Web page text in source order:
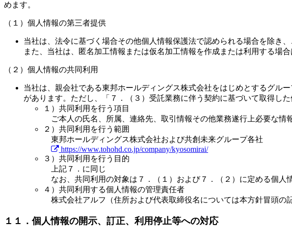
めます。
（１）個人情報の第三者提供
当社は、法令に基づく場合その他個人情報保護法で認められる場合を除き
また、当社は、匿名加工情報または仮名加工情報を作成または利用する場
（２）個人情報の共同利用
当社は、親会社である東邦ホールディングス株式会社をはじめとするグル
があります。ただし、「７．（３）受託業務に伴う契約に基づいて取得し
１）共同利用を行う項目
ご本人の氏名、所属、連絡先、取引情報その他業務遂行上必要な情
２）共同利用を行う範囲
東邦ホールディングス株式会社および共創未来グループ各社
https://www.tohohd.co.jp/company/kyosomirai/
３）共同利用を行う目的
上記７．に同じ
なお、共同利用の対象は７．（１）および７．（２）に定める個人
４）共同利用する個人情報の管理責任者
株式会社アルフ（住所および代表取締役名については本方針冒頭の
１１．個人情報の開示、訂正、利用停止等への対応